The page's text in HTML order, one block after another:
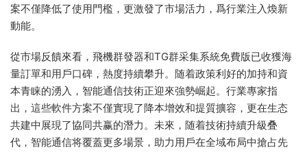
案不僅降低了使用門檻，更激發了市場活力，爲行業注入煥新
動能。
從市場反饋來看，飛機群發器和TG群采集系統免費版已收獲海
量訂單和用戶口碑，熱度持續攀升。随着政策利好的加持和資
本青睐的湧入，智能通信技術正迎來強勢崛起。行業專家指
出，這些軟件方案不僅實現了降本增效和提質擴容，更在生态
共建中展現了協同共赢的潛力。未來，随着技術持續升級叠
代，智能通信将覆蓋更多場景，助力用戶在全域布局中搶占先